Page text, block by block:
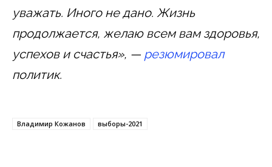
уважать. Иного не дано. Жизнь
продолжается, желаю всем вам здоровья,
успехов и счастья», — резюмировал
политик.
Владимир Кожанов выборы-2021